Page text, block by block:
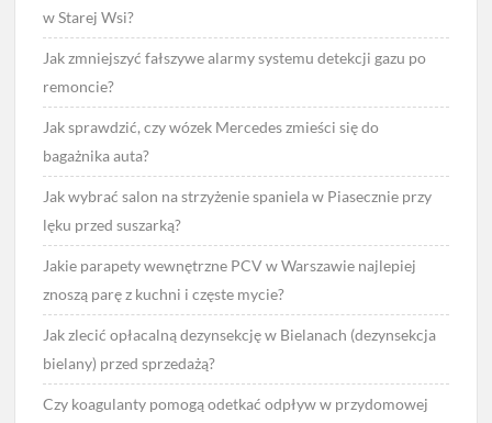
w Starej Wsi?
Jak zmniejszyć fałszywe alarmy systemu detekcji gazu po
remoncie?
Jak sprawdzić, czy wózek Mercedes zmieści się do
bagażnika auta?
Jak wybrać salon na strzyżenie spaniela w Piasecznie przy
lęku przed suszarką?
Jakie parapety wewnętrzne PCV w Warszawie najlepiej
znoszą parę z kuchni i częste mycie?
Jak zlecić opłacalną dezynsekcję w Bielanach (dezynsekcja
bielany) przed sprzedażą?
Czy koagulanty pomogą odetkać odpływ w przydomowej